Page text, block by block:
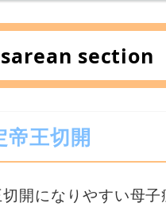
section
帝王切開
開になりやすい母